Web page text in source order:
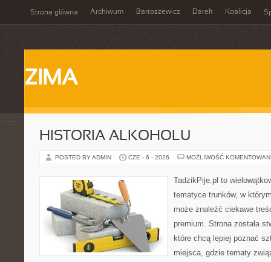
Strona główna Archiwum Bartoszewicz Darek Koalicja
ZIMA
HISTORIA ALKOHOLU
POSTED BY ADMIN CZE - 6 - 2026 MOŻLIWOŚĆ
TadzikPije.pl to
tematyce trunków, w
może znaleźć ciekawe
premium. Strona została
które chcą lepiej poznać
miejsca, gdzie tematy